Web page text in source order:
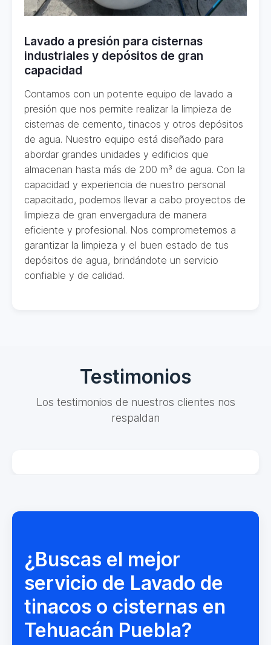
Lavado a presión para cisternas
industriales y depósitos de gran
capacidad
Contamos con un potente equipo de lavado a
presión que nos permite realizar la limpieza de
cisternas de cemento, tinacos y otros depósitos
de agua. Nuestro equipo está diseñado para
abordar grandes unidades y edificios que
almacenan hasta más de 200 m³ de agua. Con la
capacidad y experiencia de nuestro personal
capacitado, podemos llevar a cabo proyectos de
limpieza de gran envergadura de manera
eficiente y profesional. Nos comprometemos a
garantizar la limpieza y el buen estado de tus
depósitos de agua, brindándote un servicio
confiable y de calidad.
Testimonios
Los testimonios de nuestros clientes nos
respaldan
¿Buscas el mejor
servicio de Lavado de
tinacos o cisternas en
Tehuacán Puebla?